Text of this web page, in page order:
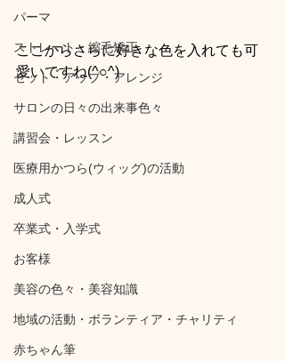
パーマ
ストレート・縮毛矯正
セット・アップ・アレンジ
サロンの日々の出来事色々
講習会・レッスン
医療用かつら(ウィッグ)の活動
成人式
卒業式・入学式
お客様
美容の色々・美容知識
地域の活動・ボランティア・チャリティ
赤ちゃん筆
ここからさらに好きな色を入れても可
愛いですね(^○^)